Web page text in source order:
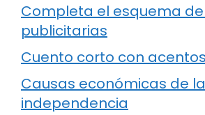
Completa el esquema
publicitarias
Cuento corto con acentos
Causas económicas de la
independencia